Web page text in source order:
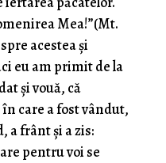
Mea!”(Mt.
acestea şi
eu am primit de la
şi vouă, că
care a fost vândut,
a frânt şi a zis:
pentru voi se